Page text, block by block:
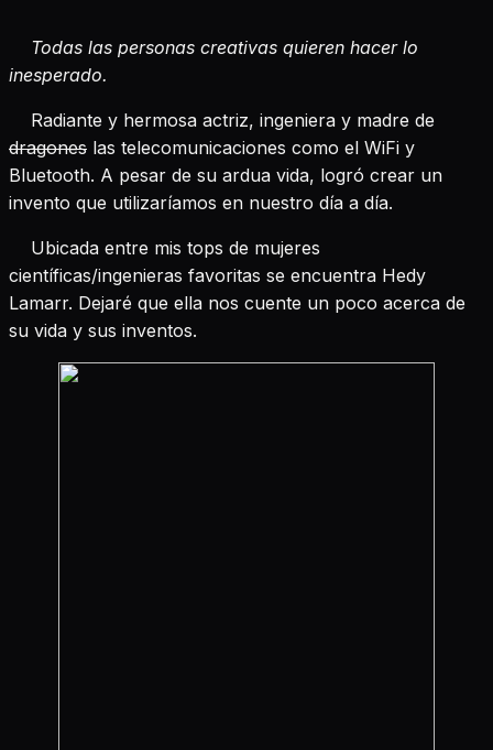
Todas las personas creativas quieren hacer lo
inesperado.
Radiante y hermosa actriz, ingeniera y madre de
dragones las telecomunicaciones como el WiFi y
Bluetooth. A pesar de su ardua vida, logró crear un
invento que utilizaríamos en nuestro día a día.
Ubicada entre mis tops de mujeres
científicas/ingenieras favoritas se encuentra Hedy
Lamarr. Dejaré que ella nos cuente un poco acerca de
su vida y sus inventos.